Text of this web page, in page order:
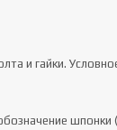
и гайки.